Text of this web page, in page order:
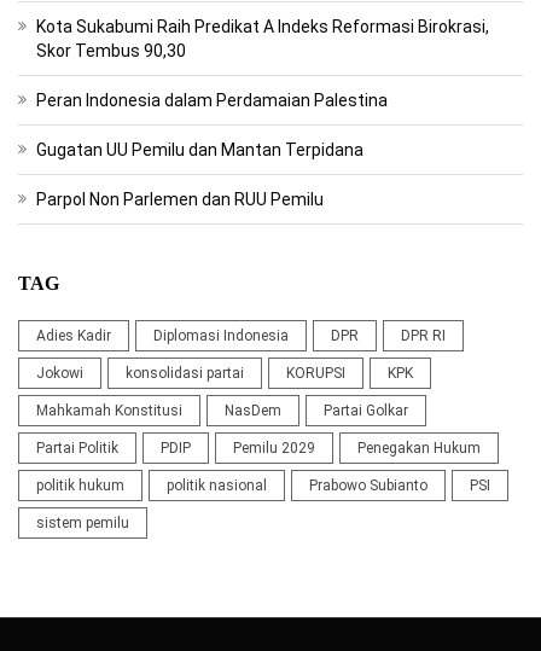
Kota Sukabumi Raih Predikat A Indeks Reformasi Birokrasi,
Skor Tembus 90,30
Peran Indonesia dalam Perdamaian Palestina
Gugatan UU Pemilu dan Mantan Terpidana
Parpol Non Parlemen dan RUU Pemilu
TAG
Adies Kadir Diplomasi Indonesia DPR DPR RI
Jokowi konsolidasi partai KORUPSI KPK
Mahkamah Konstitusi NasDem Partai Golkar
Partai Politik PDIP Pemilu 2029 Penegakan Hukum
politik hukum politik nasional Prabowo Subianto PSI
sistem pemilu